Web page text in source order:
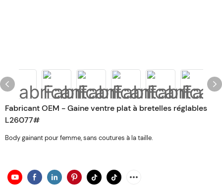
Fabricant OEM - Gaine ventre plat à bretelles réglables
L26077#
Body gainant pour femme, sans coutures à la taille.